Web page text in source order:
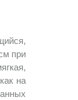
при
на